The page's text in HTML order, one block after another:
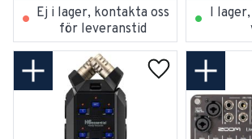
Ej i lager, kontakta oss
för leveranstid
I
Lägg till i